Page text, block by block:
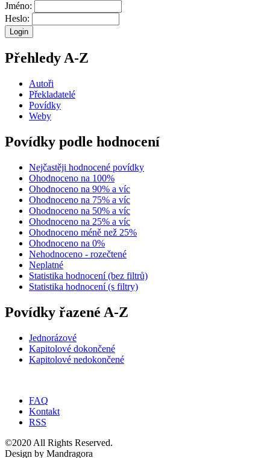
Jméno:
Heslo:
Přehledy A-Z
Autoři
Překladatelé
Povídky
Weby
Povídky podle hodnocení
Nejčastěji hodnocené povídky
Ohodnoceno na 100%
Ohodnoceno na 90% a víc
Ohodnoceno na 75% a víc
Ohodnoceno na 50% a víc
Ohodnoceno na 25% a víc
Ohodnoceno méně než 25%
Ohodnoceno na 0%
Nehodnoceno - rozečtené
Neplatné
Statistika hodnocení (bez filtrů)
Statistika hodnocení (s filtry)
Povídky řazené A-Z
Jednorázové
Kapitolové dokončené
Kapitolové nedokončené
FAQ
Kontakt
RSS
©2020 All Rights Reserved.
Design by Mandragora